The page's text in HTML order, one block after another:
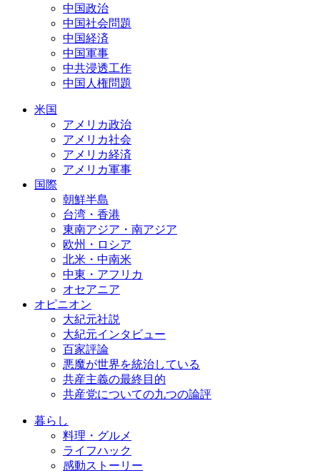
中国政治
中国社会問題
中国経済
中国軍事
中共浸透工作
中国人権問題
米国
アメリカ政治
アメリカ社会
アメリカ経済
アメリカ軍事
国際
朝鮮半島
台湾・香港
東南アジア・南アジア
欧州・ロシア
北米・中南米
中東・アフリカ
オセアニア
オピニオン
大紀元社説
大紀元インタビュー
百家評論
悪魔が世界を統治している
共産主義の最終目的
共産党についての九つの論評
暮らし
料理・グルメ
ライフハック
感動ストーリー